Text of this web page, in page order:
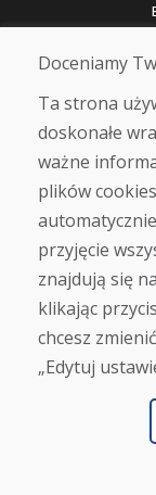
Doceniamy
Ta strona
doskonałe
ważne
plików
przyjęcie
znajdują się
klikając
chcesz
„Edytuj